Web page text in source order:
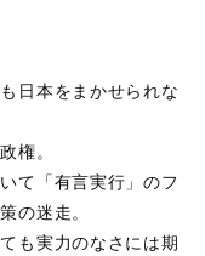
日本をまかせられな
権。
て「有言実行」のフ
の迷走。
も実力のなさには期